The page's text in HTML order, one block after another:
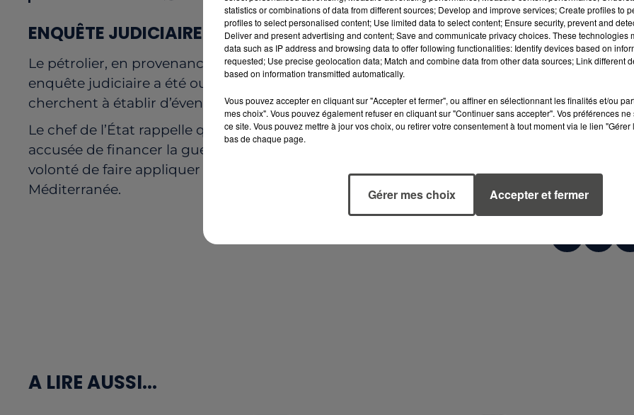
ENQUÊTE JUDICIAIRE OUVERTE
Le pétrolier, en provenance du port de Mourmansk, a été dérouté après le contrôle. Une
enquête judiciaire a été ouverte pour vérifier son pavillon et ses activités. Les autorités
cherchent à établir d’éventuelles violations des sanctions en vigueur.
Le chef de l’État rappelle que ces opérations visent à lutter contre la “flotte fantôme”,
accusée de financer la guerre d’agression menée contre l’
volonté de faire appliquer les sanctions et de défendre le droit international en
Méditerranée.
A LIRE AUSSI...
statistics or combinations of data from different sources; Develop and improve services; Create profiles to
profiles to select personalised content; Use limited data to select content; Ensure security, prevent and
Deliver and present advertising and content; Save and communicate privacy choices. These technologies
data such as IP address and browsing data to offer following functionalities: Identify devices based on
requested; Use precise geolocation data; Match and combine data from other data sources; Link different
based on information transmitted automatically.
Vous pouvez accepter en cliquant sur "Accepter et fermer", ou affiner en sélectionnant les finalités et/ou
mes choix". Vous pouvez également refuser en cliquant sur "Continuer sans accepter". Vos préférences
ce site. Vous pouvez mettre à jour vos choix, ou retirer votre consentement à tout moment via le lien
bas de chaque page.
Gérer mes choix Accepter et fermer